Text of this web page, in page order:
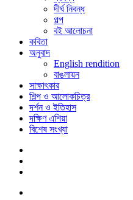
দীর্ঘ নিবন্ধ
গল্প
বই আলোচনা
কবিতা
অনুবাদ
English rendition
বাঙলায়ন
সাক্ষাৎকার
শিল্প ও আলোকচিত্র
দর্শন ও ইতিহাস
দক্ষিণ এশিয়া
বিশেষ সংখ্যা